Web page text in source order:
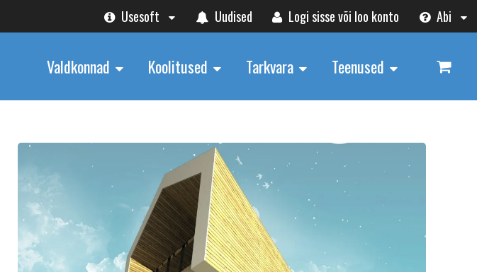
Usesoft Uudised Logi sisse või loo konto Abi
Valdkonnad Koolitused Tarkvara Teenused